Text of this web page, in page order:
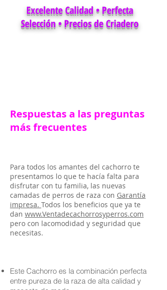
Excelente Calidad • Perfecta
Selección • Precios de Criadero
Respuestas a las preguntas
más frecuentes
Para todos los amantes del cachorro te
presentamos lo que te hacía falta para
disfrutar con tu familia, las nuevas
camadas de perros de raza con Garantía
impresa. Todos los beneficios que ya te
dan www.Ventadecachorrosyperros.com
pero con lacomodidad y seguridad que
necesitas.
Este Cachorro es la combinación perfecta
entre pureza de la raza de alta calidad y